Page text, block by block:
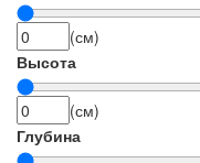
(см)
Высота
(см)
Глубина